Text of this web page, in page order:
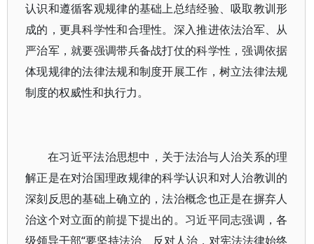
认识和遵循客观规律的基础上总结经验、吸取教训形
成的，更具科学性和合理性。深入推进依法治军、从
严治军，就要强调带兵备战打仗的科学性，强调依据
体现规律的法律法规和制度开展工作，树立法律法规
制度的权威性和执行力。
在习近平法治思想中，关于法治与人治关系的理
解正是在对治国理政规律的科学认识和对人治教训的
深刻反思的基础上确立的，法治概念也正是在摒弃人
治这个对立面的前提下提出的。习近平同志强调，各
级领导干部“要坚持法治、反对人治，对宪法法律始终